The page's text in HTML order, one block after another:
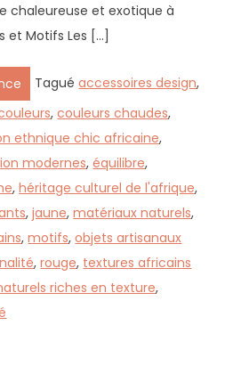
chaleureuse et exotique à
et Motifs Les […]
Taguéaccessoires design,
,couleurs chaudes,
ethnique chic africaine,
modernes,équilibre,
,héritage culturel de l'afrique,
,jaune,matériaux naturels,
,motifs,objets artisanaux
,rouge, textures africains
riches en texture,